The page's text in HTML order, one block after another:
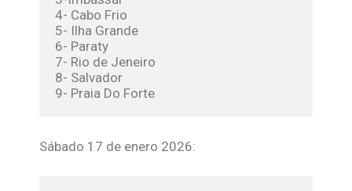
4- Cabo Frio
5- Ilha Grande
6- Paraty
7- Rio de Jeneiro
8- Salvador
9- Praia Do Forte
Sábado 17 de enero 2026: